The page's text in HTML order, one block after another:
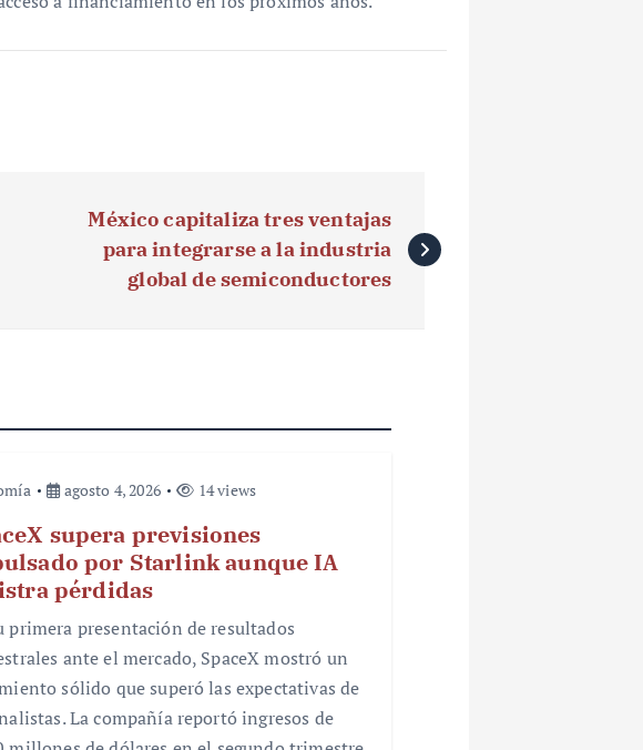
México capitaliza tres ventajas
para integrarse a la industria
global de semiconductores
agosto 4, 2026 14 views
supera previsiones
por Starlink aunque IA
pérdidas
primera presentación de resultados
ante el mercado, SpaceX mostró un
sólido que superó las expectativas de
La compañía reportó ingresos de